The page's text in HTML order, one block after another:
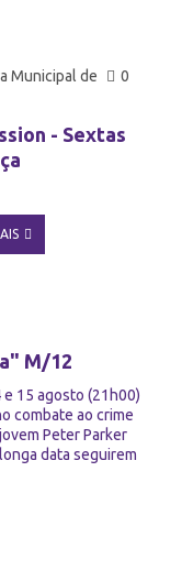
Municipal de
0
- Sextas
M/12
15 agosto (21h00)
combate ao crime
Peter Parker
data seguirem